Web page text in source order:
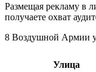
Размещая рекламу в
получаете охват
8 Воздушной Армии
Улица